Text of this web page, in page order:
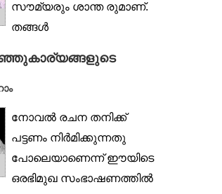
സൗമ്യരും ശാന്ത രുമാണ്.
തങ്ങൾ
സ്‌കൂളുകളോ
കോളജുകളോ...
നോവൽ രചന തനിക്ക്
പട്ടണം നിർമിക്കുന്നതു
പോലെയാണെന്ന് ഈയിടെ
ഒരഭിമുഖ സംഭാഷണത്തിൽ